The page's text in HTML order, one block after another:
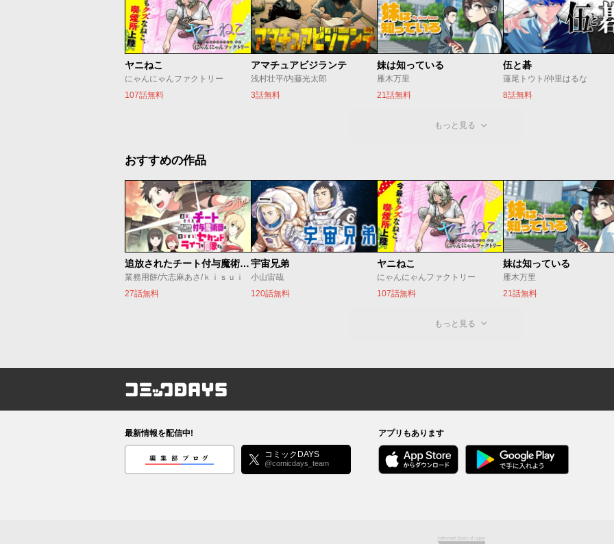
ヤニねこ
にゃんにゃんファクトリー
107話無料
アマチュアビジランテ
浅村壮平/内藤光太郎
3話無料
妹は知っている
雁木万里
21話無料
伍と碁
蓮尾トウト/仲里はるな
8話無料
もっと見る
おすすめの作品
追放されたチート付与魔術師は気ままなセカンドライフを謳歌する。 ～俺は武器だけじゃなく、あらゆるものに『強化ポイント』を付与できるし、俺の意思でいつでも効果を解除できるけど、残った人たち大丈夫？～
業務用餅/六志麻あさ/ｋｉｓｕｉ
27話無料
宇宙兄弟
小山宙哉
120話無料
ヤニねこ
にゃんにゃんファクトリー
107話無料
妹は知っている
雁木万里
21話無料
もっと見る
コミックDAYS
最新情報を配信中!
編集部ブログ コミックDAYS
@comicdays_team
アプリもあります